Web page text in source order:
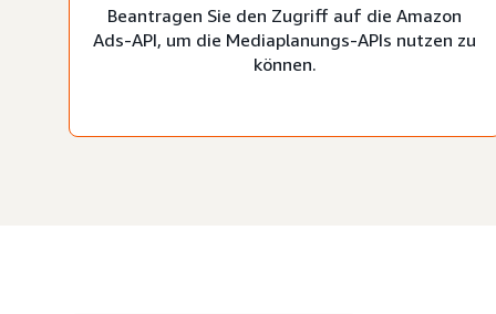
Beantragen Sie den Zugriff auf die Amazon
Ads-API, um die Mediaplanungs-APIs nutzen zu
können.